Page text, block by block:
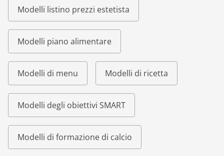
Modelli listino prezzi estetista
Modelli piano alimentare
Modelli di menu Modelli di ricetta
Modelli degli obiettivi SMART
Modelli di formazione di calcio